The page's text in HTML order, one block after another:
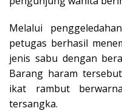
Melalui
petugas berhasil
jenis sabu dengan
Barang haram
ikat rambut
tersangka.